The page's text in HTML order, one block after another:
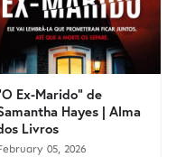
Ex-Marido" de
Hayes | Alma
Livros
05, 2026